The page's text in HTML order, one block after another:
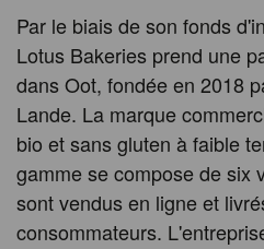
Par le biais de son fonds
Lotus Bakeries prend une
dans Oot, fondée en 2018
Lande. La marque
bio et sans gluten à faible
gamme se compose de six
sont vendus en ligne et
consommateurs.